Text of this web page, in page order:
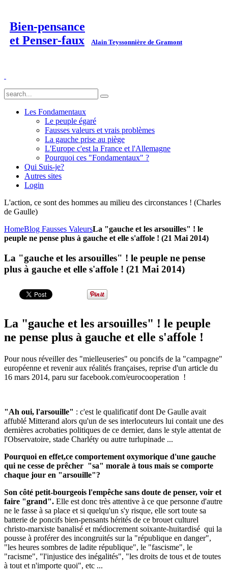
Bien-pensance
et Penser-faux
Alain Teyssonnière de Gramont
Les Fondamentaux
Le peuple égaré
Fausses valeurs et vrais problèmes
La gauche prise au piège
L'Europe c'est la France et l'Allemagne
Pourquoi ces "Fondamentaux" ?
Qui Suis-je?
Autres sites
Login
L'action, ce sont des hommes au milieu des circonstances ! (Charles
de Gaulle)
HomeBlog Fausses ValeursLa "gauche et les arsouilles" ! le
peuple ne pense plus à gauche et elle s'affole ! (21 Mai 2014)
La "gauche et les arsouilles" ! le peuple ne pense
plus à gauche et elle s'affole ! (21 Mai 2014)
La "gauche et les arsouilles" ! le peuple
ne pense plus à gauche et elle s'affole !
Pour nous réveiller des "mielleuseries" ou poncifs de la "campagne"
européenne et revenir aux réalités françaises, reprise d'un article du
16 mars 2014, paru sur facebook.com/eurocooperation !
"Ah oui, l'arsouille" : c'est le qualificatif dont De Gaulle avait
affublé Mitterand alors qu'un de ses interlocuteurs lui contait une des
dernières acrobaties politiques de ce dernier, dans le style attentat de
l'Observatoire, stade Charléty ou autre turlupinade ...
Pourquoi en effet,ce comportement oxymorique d'une gauche
qui ne cesse de prêcher "sa" morale à tous mais se comporte
chaque jour en "arsouille"?
Son côté petit-bourgeois l'empêche sans doute de penser, voir et
faire "grand". Elle est donc très attentive à ce que personne d'autre
ne le fasse à sa place et si quelqu'un s'y risque, elle sort toute sa
batterie de poncifs bien-pensants hérités de ce brouet culturel
christo-marxiste banalisé et médiocrement soixante-huitardisé qui la
pousse à proférer des incongruités sur la "république en danger",
"les heures sombres de ladite république", le "fascisme", le
"racisme", "l'injustice des inégalités", "les droits de tous et de toutes
à tout et n'importe quoi", etc ...